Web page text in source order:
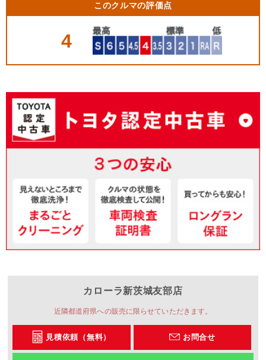
このクルマの評価点
4
カローラ新茨城友部店
近隣都道府県への販売に限らせていただきます。
見積依頼（無料） お問合せ